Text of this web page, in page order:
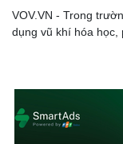
Doanh nghiệp 24h
Doanh nhân
VOV.VN - Trong
dụng vũ khí hóa học,